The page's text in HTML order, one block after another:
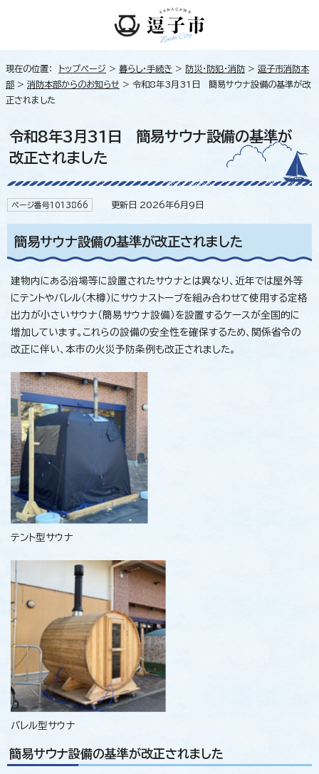
現在の位置： トップページ > 暮らし・手続き > 防災・防犯・消防 > 逗子市消防本
部 > 消防本部からのお知らせ > 令和8年3月31日 簡易サウナ設備の基準が改
正されました
令和8年3月31日 簡易サウナ設備の基準が
改正されました
ページ番号1013866 更新日 2026年6月9日
簡易サウナ設備の基準が改正されました
建物内にある浴場等に設置されたサウナとは異なり、近年では屋外等
にテントやバレル（木樽）にサウナストーブを組み合わせて使用する定格
出力が小さいサウナ（簡易サウナ設備）を設置するケースが全国的に
増加しています。これらの設備の安全性を確保するため、関係省令の
改正に伴い、本市の火災予防条例も改正されました。
テント型サウナ
バレル型サウナ
簡易サウナ設備の基準が改正されました